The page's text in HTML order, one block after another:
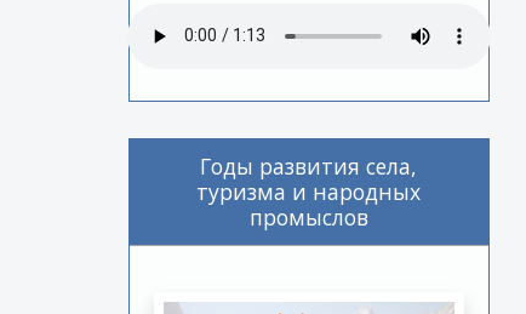
Годы развития села,
туризма и народных
промыслов